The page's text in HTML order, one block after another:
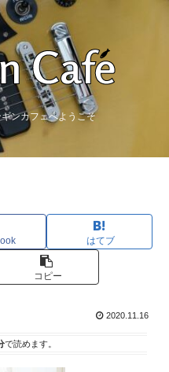
ンカフェへようこそ
はてブ
コピー
2020.11.16
で読めます。